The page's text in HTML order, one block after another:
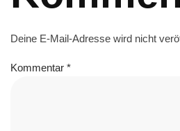
Deine E-Mail-Adresse wird nicht
Kommentar *